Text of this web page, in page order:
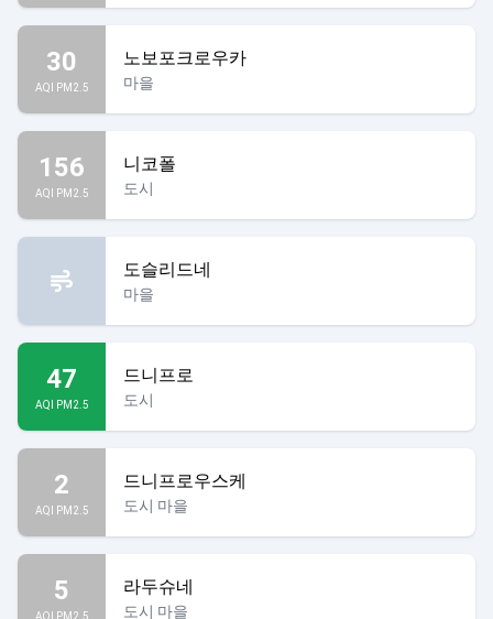
30
AQI PM2.5
노보포크로우카
마을
156
AQI PM2.5
니코폴
도시
도슬리드네
마을
47
AQI PM2.5
드니프로
도시
2
AQI PM2.5
드니프로우스케
도시 마을
5
AQI PM2.5
라두슈네
도시 마을